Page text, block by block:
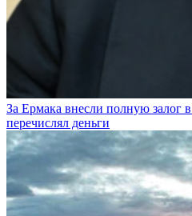
За Ермака внесли полную залог
перечислял деньги